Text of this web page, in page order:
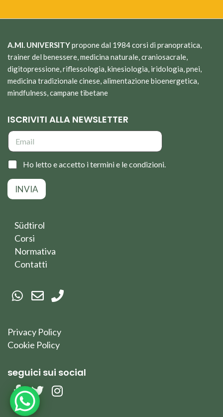
A.MI. UNIVERSITYpropone dal 1984 corsi di pranopratica,
trainer del benessere, medicina naturale, craniosacrale,
digitopressione, riflessologia, kinesiologia, iridologia, pnei,
medicina tradizionale cinese, alimentazione bioenergetica,
mindfulness, campane tibetane
ISCRIVITI ALLA NEWSLETTER
E
a
i
*
C
s
l
Ho letto e accetto i termini e le condizioni.
INVIA
Südtirol
Corsi
Normativa
Contatti
Privacy Policy
Cookie Policy
seguici sui social